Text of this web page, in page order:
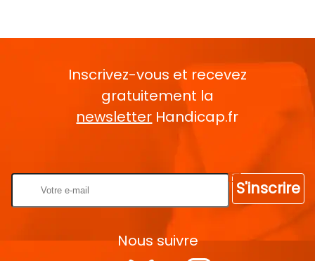
Inscrivez-vous et recevez
gratuitement la
newsletter Handicap.fr
S'inscrire
Nous suivre